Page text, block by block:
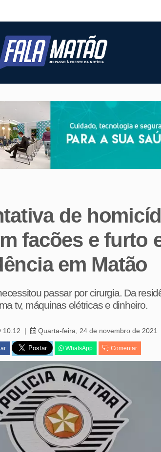
de
facões e furto
em Matão
passar por cirurgia. Da
tv, máquinas elétricas e dinheiro.
10:12 Quarta-feira, 24 de novembro de 2021
WhatsApp Comentar